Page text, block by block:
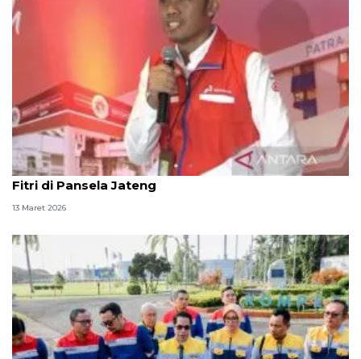
Pertamina tambah stok BBM dan LPG jelang Idul
Fitri di Pansela Jateng
13 Maret 2026